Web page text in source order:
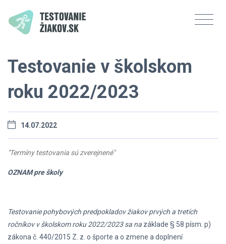
Testovanie v školskom
roku 2022/2023
14.07.2022
"Termíny testovania sú zverejnené"
OZNAM pre školy
Testovanie pohybových predpokladov žiakov prvých a tretích
ročníkov v školskom roku 2022/2023 sa na základe § 58 písm. p)
zákona č. 440/2015 Z. z. o športe a o zmene a doplnení